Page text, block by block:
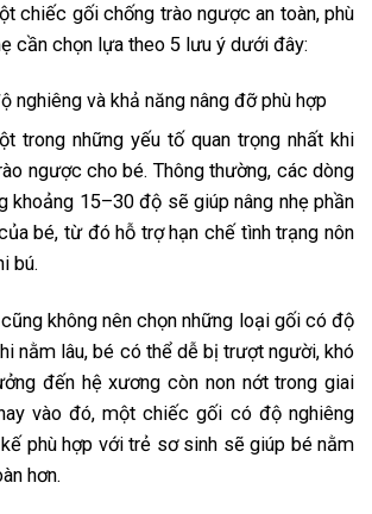
chiếc gối chống trào ngược an toàn, phù
cần chọn lựa theo 5 lưu ý dưới đây:
nghiêng và khả năng nâng đỡ phù hợp
trong những yếu tố quan trọng nhất khi
ngược cho bé. Thông thường, các dòng
khoảng 15–30 độ sẽ giúp nâng nhẹ phần
bé, từ đó hỗ trợ hạn chế tình trạng nôn
bú.
không nên chọn những loại gối có độ
nằm lâu, bé có thể dễ bị trượt người, khó
đến hệ xương còn non nớt trong giai
vào đó, một chiếc gối có độ nghiêng
phù hợp với trẻ sơ sinh sẽ giúp bé nằm
hơn.